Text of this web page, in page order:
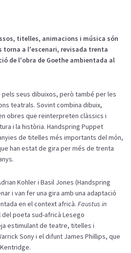
titelles, animacions i música són
torna a l'escenari, revisada trenta
de l'obra de Goethe ambientada al
pels seus dibuixos, però també per les
teatrals. Sovint combina dibuix,
obres que reinterpreten clàssics i
i la història. Handspring Puppet
de titelles més importants del món,
han estat de gira per més de trenta
Kohler i Basil Jones (Handspring
i van fer una gira amb una adaptació
en el context africà. Faustus in
poeta sud-africà Lesego
estimulant de teatre, titelles i
Sony i el difunt James Phillips, que